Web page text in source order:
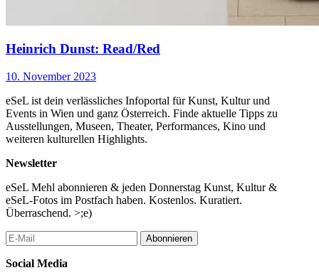
Heinrich Dunst: Read/Red
10. November 2023
eSeL ist dein verlässliches Infoportal für Kunst, Kultur und
Events in Wien und ganz Österreich. Finde aktuelle Tipps zu
Ausstellungen, Museen, Theater, Performances, Kino und
weiteren kulturellen Highlights.
Newsletter
eSeL Mehl abonnieren & jeden Donnerstag Kunst, Kultur &
eSeL-Fotos im Postfach haben. Kostenlos. Kuratiert.
Überraschend. >;e)
Abonnieren
Social Media